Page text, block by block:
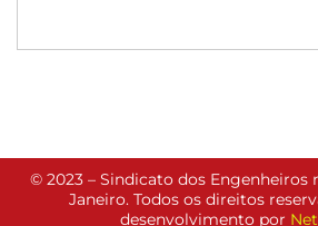
© 2023 – Sindicato dos Engenheiros
Janeiro. Todos os direitos
desenvolvimento por